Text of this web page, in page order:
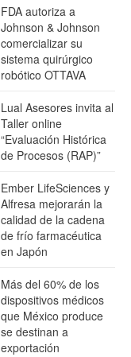
FDA autoriza a
Johnson & Johnson
comercializar su
sistema quirúrgico
robótico OTTAVA
Lual Asesores invita al
Taller online
“Evaluación Histórica
de Procesos (RAP)”
Ember LifeSciences y
Alfresa mejorarán la
calidad de la cadena
de frío farmacéutica
en Japón
Más del 60% de los
dispositivos médicos
que México produce
se destinan a
exportación